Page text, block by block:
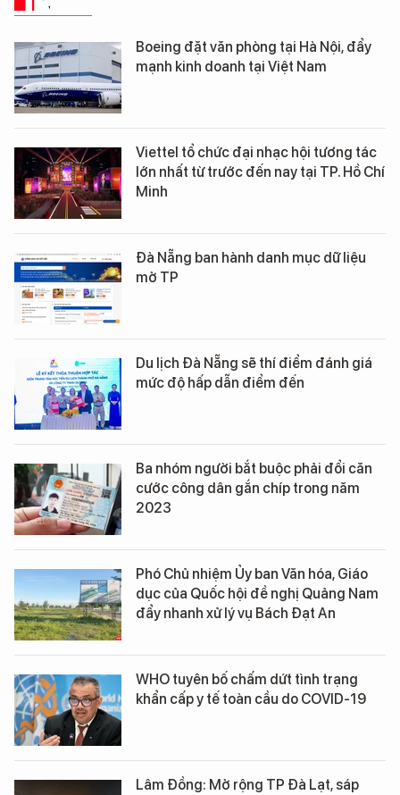
Boeing đặt văn phòng tại Hà Nội, đẩy
mạnh kinh doanh tại Việt Nam
Viettel tổ chức đại nhạc hội tương tác
lớn nhất từ trước đến nay tại TP. Hồ Chí
Minh
Đà Nẵng ban hành danh mục dữ liệu
mở TP
Du lịch Đà Nẵng sẽ thí điểm đánh giá
mức độ hấp dẫn điểm đến
Ba nhóm người bắt buộc phải đổi căn
cước công dân gắn chíp trong năm
2023
Phó Chủ nhiệm Ủy ban Văn hóa, Giáo
dục của Quốc hội đề nghị Quảng Nam
đẩy nhanh xử lý vụ Bách Đạt An
WHO tuyên bố chấm dứt tình trạng
khẩn cấp y tế toàn cầu do COVID-19
Lâm Đồng: Mở rộng TP Đà Lạt, sáp